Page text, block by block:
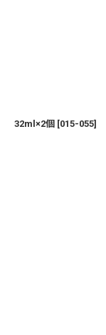
32ml×2個 [015-055]